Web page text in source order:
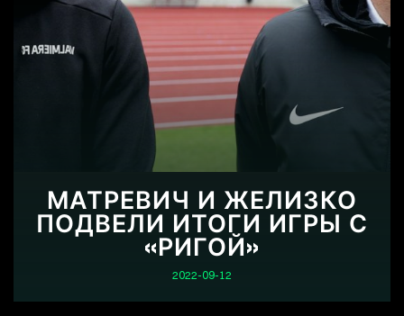
МАТРЕВИЧ И ЖЕЛИЗКО
ПОДВЕЛИ ИТОГИ ИГРЫ С
«РИГОЙ»
2022-09-12